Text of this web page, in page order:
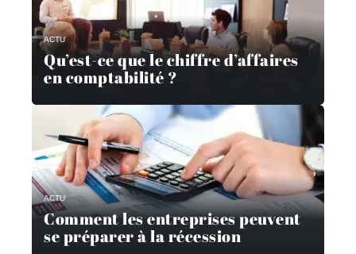
ACTU
Qu’est-ce que le chiffre d’affaires
en comptabilité ?
ACTU
Comment les entreprises peuvent
se préparer à la récession